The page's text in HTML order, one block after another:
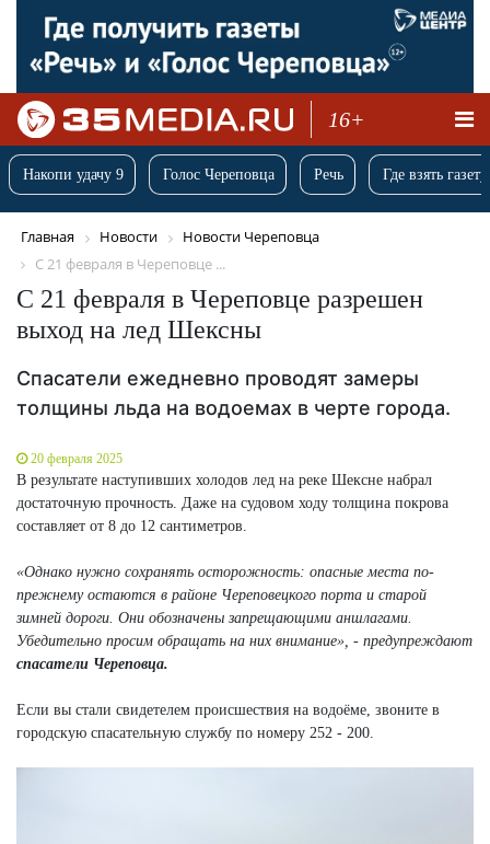
16+
Накопи удачу 9 Голос Череповца Речь Где взять
Главная Новости
Новости Череповца
С 21 февраля в Череповце ...
С 21 февраля в Череповце разрешен
выход на лед Шексны
Спасатели ежедневно проводят замеры
толщины льда на водоемах в черте города.
20 февраля 2025
В результате наступивших холодов лед на реке Шексне набрал
достаточную прочность. Даже на судовом ходу толщина покрова
составляет от 8 до 12 сантиметров.
«Однако нужно сохранять осторожность: опасные места по-
прежнему остаются в районе Череповецкого порта и старой
зимней дороги. Они обозначены запрещающими аншлагами.
Убедительно просим обращать на них внимание», - предупреждают
спасатели Череповца.
Если вы стали свидетелем происшествия на водоёме, звоните в
городскую спасательную службу по номеру 252 - 200.